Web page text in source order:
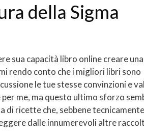
della Sigma
sua capacità libro online creare una
rendo conto che i migliori libri sono
le tue stesse convinzioni e
me, ma questo ultimo sforzo
di ricette che, sebbene tecnicamente
dalle innumerevoli altre